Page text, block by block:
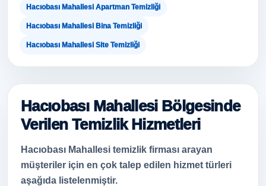
Hacıobası Mahallesi Apartman Temizliği
Hacıobası Mahallesi Bina Temizliği
Hacıobası Mahallesi Site Temizliği
Hacıobası Mahallesi Bölgesinde
Verilen Temizlik Hizmetleri
Hacıobası Mahallesi temizlik firması arayan
müşteriler için en çok talep edilen hizmet türleri
aşağıda listelenmiştir.